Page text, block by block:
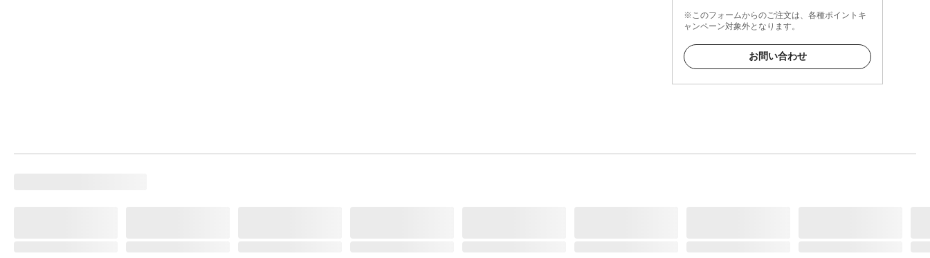
※このフォームからのご注文は、各種ポイントキ
ャンペーン対象外となります。
お問い合わせ